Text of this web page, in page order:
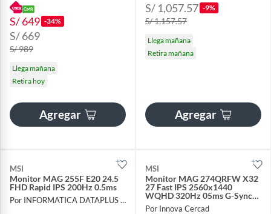
S/ 649 -34%
S/ 669
S/ 989
Llega mañana
Retira hoy
Agregar
S/ 1,057.57 -9%
S/ 1,157.57
Llega mañana
Retira mañana
Agregar
MSI
Monitor MAG 255F E20 24.5
FHD Rapid IPS 200Hz 0.5ms
Por INFORMATICA DATAPLUS SAC
MSI
Monitor MAG 274QRFW X32
27 Fast IPS 2560x1440
WQHD 320Hz 05ms G-Sync
FreeSync Premium
Por Innova Cercad